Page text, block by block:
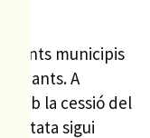
municipis
A
amb la cessió del
cantata sigui